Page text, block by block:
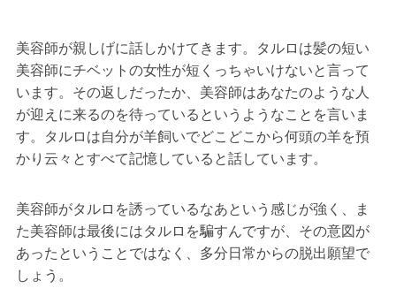
美容師が親しげに話しかけてきます。タルロは髪の短い
美容師にチベットの女性が短くっちゃいけないと言って
います。その返しだったか、美容師はあなたのような人
が迎えに来るのを待っているというようなことを言いま
す。タルロは自分が羊飼いでどこどこから何頭の羊を預
かり云々とすべて記憶していると話しています。
美容師がタルロを誘っているなあという感じが強く、ま
た美容師は最後にはタルロを騙すんですが、その意図が
あったということではなく、多分日常からの脱出願望で
しょう。